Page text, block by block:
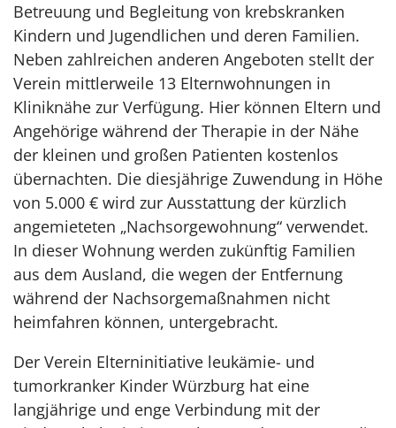
Betreuung und Begleitung von krebskranken
Kindern und Jugendlichen und deren Familien.
Neben zahlreichen anderen Angeboten stellt der
Verein mittlerweile 13 Elternwohnungen in
Kliniknähe zur Verfügung. Hier können Eltern und
Angehörige während der Therapie in der Nähe
der kleinen und großen Patienten kostenlos
übernachten. Die diesjährige Zuwendung in Höhe
von 5.000 € wird zur Ausstattung der kürzlich
angemieteten „Nachsorgewohnung“ verwendet.
In dieser Wohnung werden zukünftig Familien
aus dem Ausland, die wegen der Entfernung
während der Nachsorgemaßnahmen nicht
heimfahren können, untergebracht.
Der Verein Elterninitiative leukämie- und
tumorkranker Kinder Würzburg hat eine
langjährige und enge Verbindung mit der